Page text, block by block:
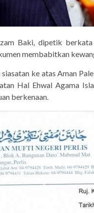
Baki, dipetik
membabitkan
ke atas Aman
Hal Ehwal Agama
berkenaan.